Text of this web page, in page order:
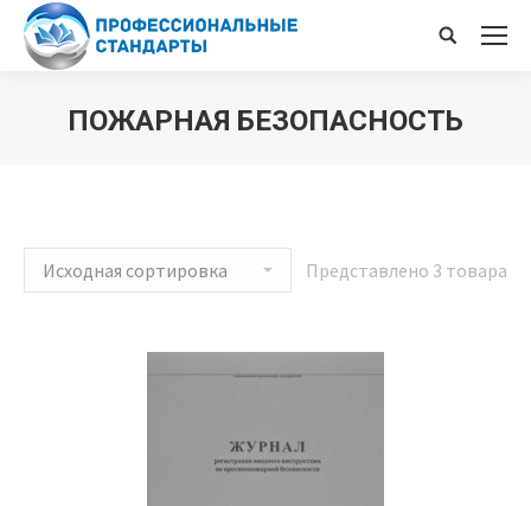
Поиск
ПОЖАРНАЯ БЕЗОПАСНОСТЬ
Представлено 3 товара